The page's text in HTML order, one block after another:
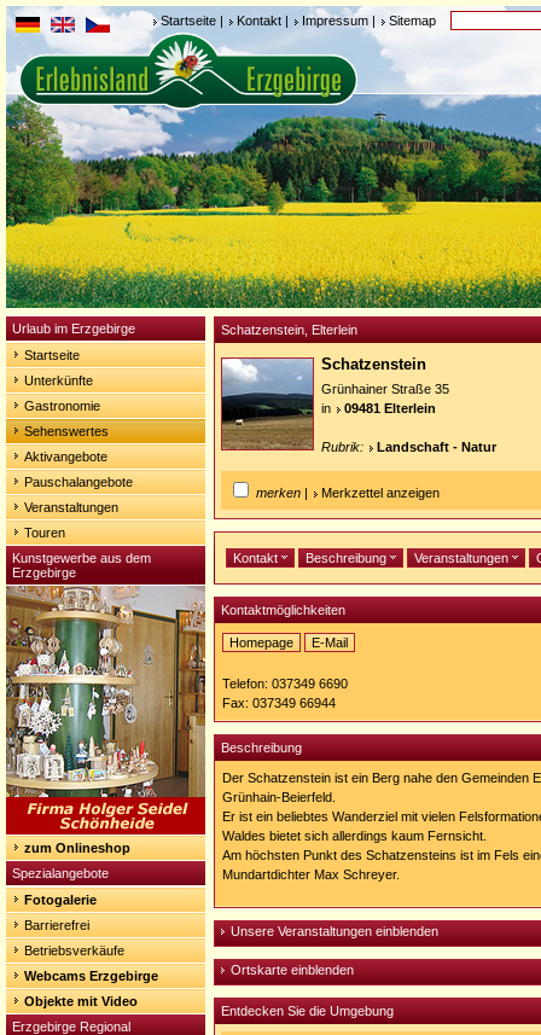
Startseite | Kontakt | Impressum | Sitemap
Urlaub im Erzgebirge
Startseite
Unterkünfte
Gastronomie
Sehenswertes
Aktivangebote
Pauschalangebote
Veranstaltungen
Touren
Kunstgewerbe aus dem
Erzgebirge
zum Onlineshop
Spezialangebote
Fotogalerie
Barrierefrei
Betriebsverkäufe
Webcams Erzgebirge
Objekte mit Video
Erzgebirge Regional
Schatzenstein, Elterlein
Schatzenstein
Grünhainer Straße 35
in
09481 Elterlein
Rubrik: Landschaft - Natur
merken | Merkzettel anzeigen
Kontakt Beschreibung Veranstaltungen
Kontaktmöglichkeiten
Homepage
http://www.hotel-
schatzenstein.de/
E-Mail
Telefon: 037349 6690
Fax: 037349 66944
Beschreibung
Der Schatzenstein ist ein Berg nahe den Gemeinden
Grünhain-Beierfeld.
Er ist ein beliebtes Wanderziel mit vielen
Waldes bietet sich allerdings kaum Fernsicht.
Am höchsten Punkt des Schatzensteins ist im Fels
Mundartdichter Max Schreyer.
Unsere Veranstaltungen einblenden
Ortskarte einblenden
Entdecken Sie die Umgebung